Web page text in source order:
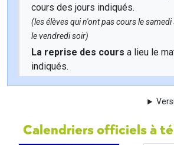
cours des jours indiqués.
(les élèves qui n'ont pas cours le
le vendredi soir)
La reprise des cours a lieu le
indiqués.
Calendriers officiels à